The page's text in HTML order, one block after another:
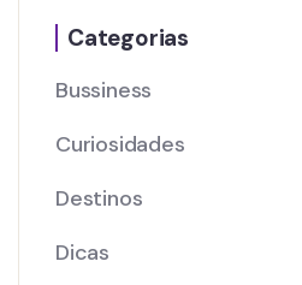
Categorias
Bussiness
Curiosidades
Destinos
Dicas